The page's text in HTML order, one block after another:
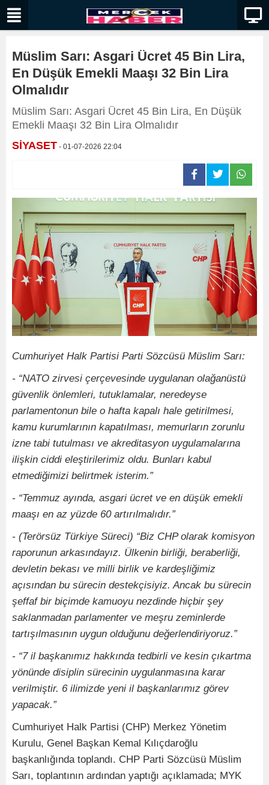
Müslim Sarı: Asgari Ücret 45 Bin Lira,
En Düşük Emekli Maaşı 32 Bin Lira
Olmalıdır
Müslim Sarı: Asgari Ücret 45 Bin Lira, En Düşük
Emekli Maaşı 32 Bin Lira Olmalıdır
SİYASET - 01-07-2026 22:04
Cumhuriyet Halk Partisi Parti Sözcüsü Müslim Sarı:
- “NATO zirvesi çerçevesinde uygulanan olağanüstü
güvenlik önlemleri, tutuklamalar, neredeyse
parlamentonun bile o hafta kapalı hale getirilmesi,
kamu kurumlarının kapatılması, memurların zorunlu
izne tabi tutulması ve akreditasyon uygulamalarına
ilişkin ciddi eleştirilerimiz oldu. Bunları kabul
etmediğimizi belirtmek isterim.”
- “Temmuz ayında, asgari ücret ve en düşük emekli
maaşı en az yüzde 60 artırılmalıdır.”
- (Terörsüz Türkiye Süreci) “Biz CHP olarak komisyon
raporunun arkasındayız. Ülkenin birliği, beraberliği,
devletin bekası ve milli birlik ve kardeşliğimiz
açısından bu sürecin destekçisiyiz. Ancak bu sürecin
şeffaf bir biçimde kamuoyu nezdinde hiçbir şey
saklanmadan parlamenter ve meşru zeminlerde
tartışılmasının uygun olduğunu değerlendiriyoruz.”
- “7 il başkanımız hakkında tedbirli ve kesin çıkartma
yönünde disiplin sürecinin uygulanmasına karar
verilmiştir. 6 ilimizde yeni il başkanlarımız görev
yapacak.”
Cumhuriyet Halk Partisi (CHP) Merkez Yönetim
Kurulu, Genel Başkan Kemal Kılıçdaroğlu
başkanlığında toplandı. CHP Parti Sözcüsü Müslim
Sarı, toplantının ardından yaptığı açıklamada; MYK